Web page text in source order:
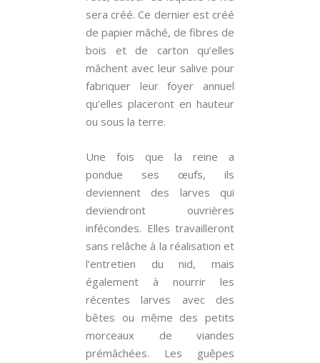
sera créé. Ce dernier est créé
de papier mâché, de fibres de
bois et de carton qu’elles
mâchent avec leur salive pour
fabriquer leur foyer annuel
qu’elles placeront en hauteur
ou sous la terre.
Une fois que la reine a
pondue ses œufs, ils
deviennent des larves qui
deviendront ouvrières
infécondes. Elles travailleront
sans relâche à la réalisation et
l’entretien du nid, mais
également à nourrir les
récentes larves avec des
bêtes ou même des petits
morceaux de viandes
prémâchées. Les guêpes